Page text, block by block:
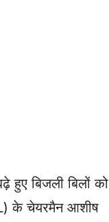
हुए बिजली बिलों को
के चेयरमैन आशीष